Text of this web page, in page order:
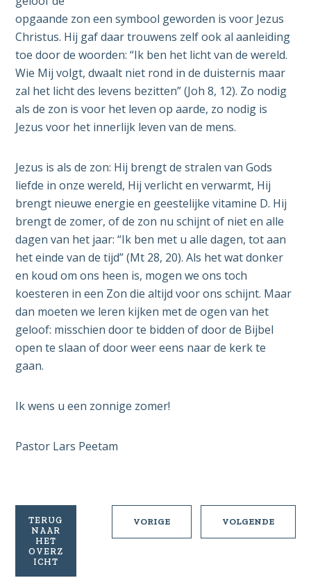
opgaande zon een symbool geworden is voor Jezus
Christus. Hij gaf daar trouwens zelf ook al aanleiding
toe door de woorden: “Ik ben het licht van de wereld.
Wie Mij volgt, dwaalt niet rond in de duisternis maar
zal het licht des levens bezitten” (Joh 8, 12). Zo nodig
als de zon is voor het leven op aarde, zo nodig is
Jezus voor het innerlijk leven van de mens.
Jezus is als de zon: Hij brengt de stralen van Gods
liefde in onze wereld, Hij verlicht en verwarmt, Hij
brengt nieuwe energie en geestelijke vitamine D. Hij
brengt de zomer, of de zon nu schijnt of niet en alle
dagen van het jaar: “Ik ben met u alle dagen, tot aan
het einde van de tijd” (Mt 28, 20). Als het wat donker
en koud om ons heen is, mogen we ons toch
koesteren in een Zon die altijd voor ons schijnt. Maar
dan moeten we leren kijken met de ogen van het
geloof: misschien door te bidden of door de Bijbel
open te slaan of door weer eens naar de kerk te
gaan.
Ik wens u een zonnige zomer!
Pastor Lars Peetam
TERUG
NAAR
HET
OVERZ
ICHT
VORIGERONDJE
VOLGENDEACTIE